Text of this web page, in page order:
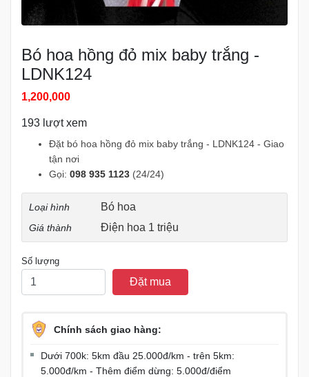
Bó hoa hồng đỏ mix baby trắng -
LDNK124
1,200,000
193 lượt xem
Đặt bó hoa hồng đỏ mix baby trắng - LDNK124 - Giao
tận nơi
Gọi: 098 935 1123 (24/24)
Loại hình Bó hoa
Giá thành Điện hoa 1 triệu
Số lượng
Đặt mua
Chính sách giao hàng:
Dưới 700k: 5km đầu 25.000đ/km - trên 5km:
5.000đ/km - Thêm điểm dừng: 5.000đ/điểm